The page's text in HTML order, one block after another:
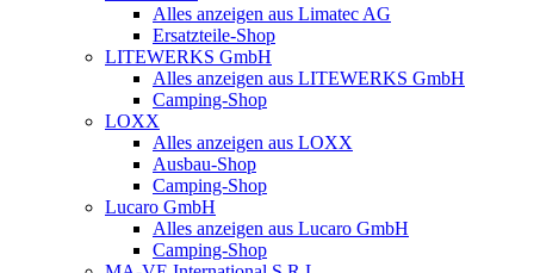
Alles anzeigen aus Limatec AG
Ersatzteile-Shop
LITEWERKS GmbH
Alles anzeigen aus LITEWERKS GmbH
Camping-Shop
LOXX
Alles anzeigen aus LOXX
Ausbau-Shop
Camping-Shop
Lucaro GmbH
Alles anzeigen aus Lucaro GmbH
Camping-Shop